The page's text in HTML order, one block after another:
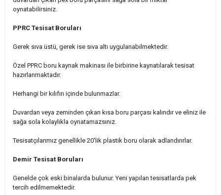
oynatabilirsiniz.
PPRC Tesisat Boruları
Gerek sıva üstü, gerek ise sıva altı uygulanabilmektedir.
Özel PPRC boru kaynak makinası ile birbirine kaynatılarak tesisat
hazırlanmaktadır.
Herhangi bir kılıfın içinde bulunmazlar.
Duvardan veya zeminden çıkan kısa boru parçası kalındır ve eliniz ile
sağa sola kolaylıkla oynatamazsınız.
Tesisatçılarımız genellikle 20'lik plastik boru olarak adlandırırlar.
Demir Tesisat Boruları
Genelde çok eski binalarda bulunur. Yeni yapılan tesisatlarda pek
tercih edilmemektedir.